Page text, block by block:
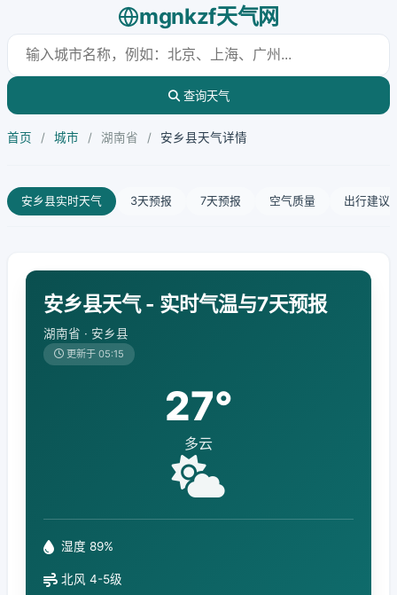
mgnkzf天气网
查询天气
首页 / 城市 / 湖南省 / 安乡县天气详情
安乡县实时天气 3天预报 7天预报 空气质量 出行建议
安乡县天气 - 实时气温与7天预报
湖南省 · 安乡县
更新于 05:15
27°
多云
湿度 89%
北风 4-5级